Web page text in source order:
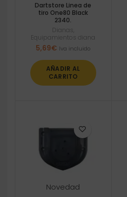
Dartstore Linea de
tiro One80 Black
2340.
Dianas
Equipamientos diana
5,69€ Iva incluido
AÑADIR AL
CARRITO
Novedad